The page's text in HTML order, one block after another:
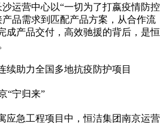
运营中心以“一切为了打嬴疫情防控
品需求到匹配产品方案，从合作流
成产品交付，高效驰援的背后，是恒
“宁归来”
应急工程项目中，恒洁集团南京运营